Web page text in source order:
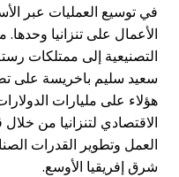
في توسيع العمليات عبر
الأعمال على تنزانيا وحدها.
التصنيعية إلى ممتلكات رستم
سعيد سليم باخريسة على تصنيع
هؤلاء على مليارات الدولارات
الاقتصادي لتنزانيا من خلال
العمل وتطوير القدرات
شرق إفريقيا الأوسع.